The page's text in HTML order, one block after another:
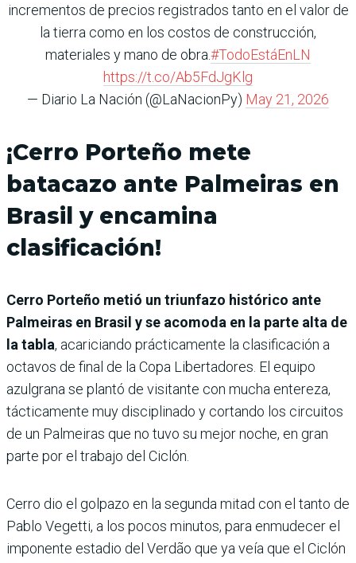
incrementos de precios registrados tanto en el valor de
la tierra como en los costos de construcción,
materiales y mano de obra.#TodoEstáEnLN
https://t.co/Ab5FdJgKlg
— Diario La Nación (@LaNacionPy) May 21, 2026
¡Cerro Porteño mete
batacazo ante Palmeiras en
Brasil y encamina
clasificación!
Cerro Porteño metió un triunfazo histórico ante
Palmeiras en Brasil y se acomoda en la parte alta de
la tabla, acariciando prácticamente la clasificación a
octavos de final de la Copa Libertadores. El equipo
azulgrana se plantó de visitante con mucha entereza,
tácticamente muy disciplinado y cortando los circuitos
de un Palmeiras que no tuvo su mejor noche, en gran
parte por el trabajo del Ciclón.
Cerro dio el golpazo en la segunda mitad con el tanto de
Pablo Vegetti, a los pocos minutos, para enmudecer el
imponente estadio del Verdão que ya veía que el Ciclón